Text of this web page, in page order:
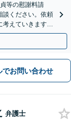
等の慰謝料請
談ください。依頼
考えていきます。
】
でお問い合わせ
弁護士